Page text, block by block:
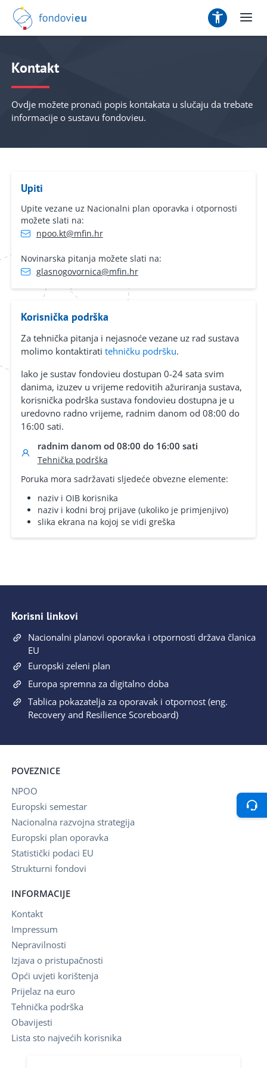
Kontakt
Ovdje možete pronaći popis kontakata u slučaju da trebate
informacije o sustavu fondovieu.
Upiti
Upite vezane uz Nacionalni plan oporavka i otpornosti
možete slati na:
npoo.kt@mfin.hr
Novinarska pitanja možete slati na:
glasnogovornica@mfin.hr
Korisnička podrška
Za tehnička pitanja i nejasnoće vezane uz rad sustava
molimo kontaktirati tehničku podršku.
Iako je sustav fondovieu dostupan 0-24 sata svim
danima, izuzev u vrijeme redovitih ažuriranja sustava,
korisnička podrška sustava fondovieu dostupna je u
uredovno radno vrijeme, radnim danom od 08:00 do
16:00 sati.
radnim danom od 08:00 do 16:00 sati
Tehnička podrška
Poruka mora sadržavati sljedeće obvezne elemente:
naziv i OIB korisnika
naziv i kodni broj prijave (ukoliko je primjenjivo)
slika ekrana na kojoj se vidi greška
Korisni linkovi
Nacionalni planovi oporavka i otpornosti država članica
EU
Europski zeleni plan
Europa spremna za digitalno doba
Tablica pokazatelja za oporavak i otpornost (eng.
Recovery and Resilience Scoreboard)
POVEZNICE
NPOO
Europski semestar
Nacionalna razvojna strategija
Europski plan oporavka
Statistički podaci EU
Strukturni fondovi
INFORMACIJE
Kontakt
Impressum
Nepravilnosti
Izjava o pristupačnosti
Opći uvjeti korištenja
Prijelaz na euro
Tehnička podrška
Obavijesti
Lista sto najvećih korisnika